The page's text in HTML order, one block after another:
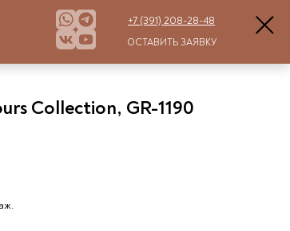
Collection, GR-1190
+7 (391) 208-28-48
ОСТАВИТЬ ЗАЯВКУ